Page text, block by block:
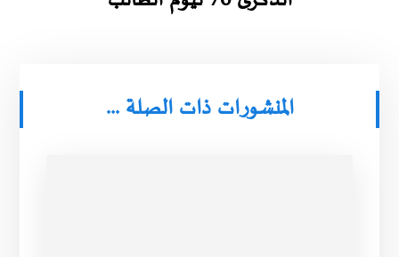
المنشورات ذات الصلة ...